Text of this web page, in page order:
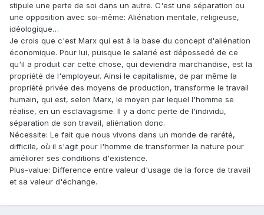
stipule une perte de soi dans un autre. C'est une séparation ou
une opposition avec soi-même: Aliénation mentale, religieuse,
idéologique…
Je crois que c'est Marx qui est à la base du concept d'aliénation
économique. Pour lui, puisque le salarié est dépossedé de ce
qu'il a produit car cette chose, qui deviendra marchandise, est la
propriété de l'employeur. Ainsi le capitalisme, de par même la
propriété privée des moyens de production, transforme le travail
humain, qui est, selon Marx, le moyen par lequel l'homme se
réalise, en un esclavagisme. Il y a donc perte de l'individu,
séparation de son travail, aliénation donc.
Nécessite: Le fait que nous vivons dans un monde de rarété,
difficile, où il s'agit pour l'homme de transformer la nature pour
améliorer ses conditions d'existence.
Plus-value: Difference entre valeur d'usage de la force de travail
et sa valeur d'échange.